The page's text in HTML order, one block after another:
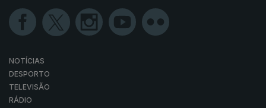
NOTÍCIAS
DESPORTO
TELEVISÃO
RÁDIO